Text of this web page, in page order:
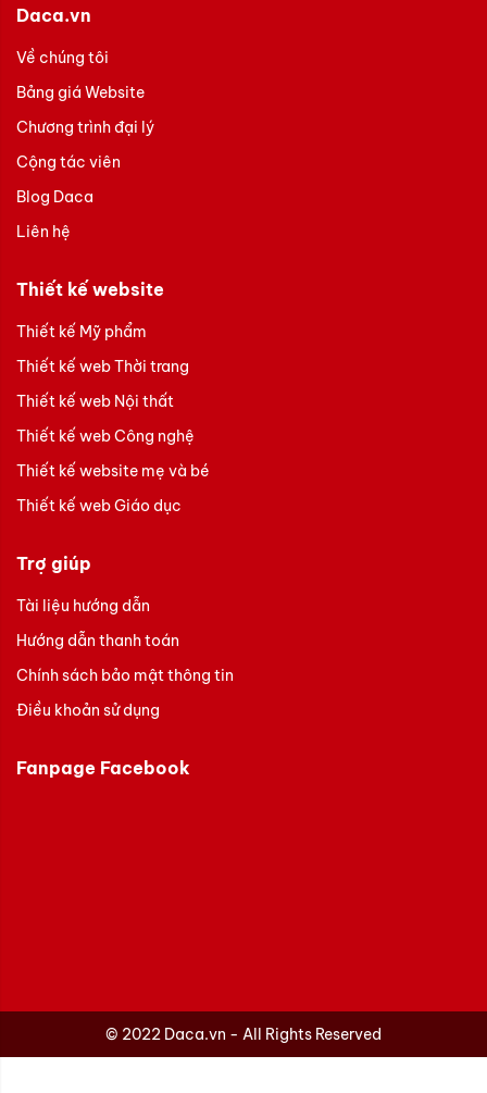
Daca.vn
Về chúng tôi
Bảng giá Website
Chương trình đại lý
Cộng tác viên
Blog Daca
Liên hệ
Thiết kế website
Thiết kế Mỹ phẩm
Thiết kế web Thời trang
Thiết kế web Nội thất
Thiết kế web Công nghệ
Thiết kế website mẹ và bé
Thiết kế web Giáo dục
Trợ giúp
Tài liệu hướng dẫn
Hướng dẫn thanh toán
Chính sách bảo mật thông tin
Điều khoản sử dụng
Fanpage Facebook
© 2022 Daca.vn - All Rights Reserved